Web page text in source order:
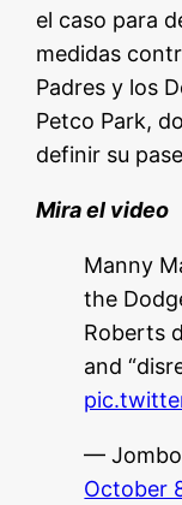
el caso para
medidas
Padres y los
Petco Park,
definir su
Mira el video
Manny
the
Roberts
and
—
October